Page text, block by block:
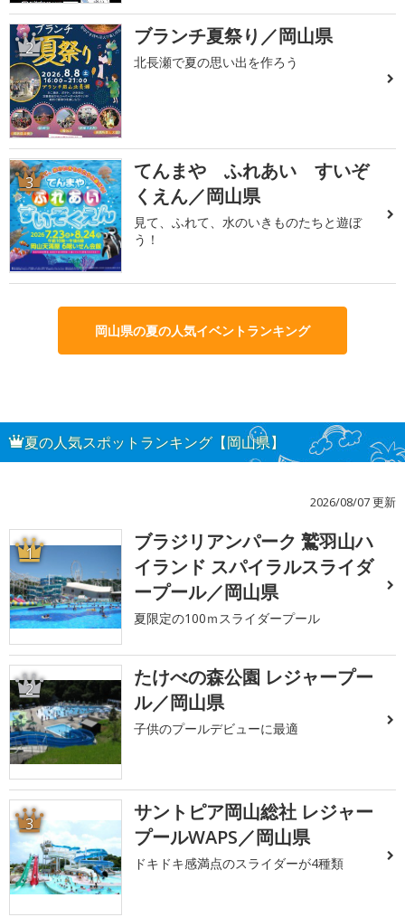
2 ブランチ夏祭り／岡山県
北長瀬で夏の思い出を作ろう
3
てんまや ふれあい すいぞ
くえん／岡山県
見て、ふれて、水のいきものたちと遊ぼ
う！
岡山県の夏の人気イベントランキング
夏の人気スポットランキング【岡山県】
2026/08/07 更新
1
ブラジリアンパーク 鷲羽山ハ
イランド スパイラルスライダ
ープール／岡山県
夏限定の100ｍスライダープール
2
たけべの森公園 レジャープー
ル／岡山県
子供のプールデビューに最適
3
サントピア岡山総社 レジャー
プールWAPS／岡山県
ドキドキ感満点のスライダーが4種類